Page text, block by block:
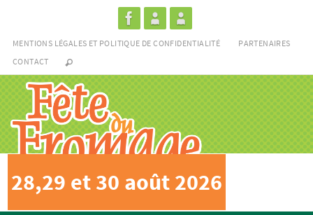
MENTIONS LÉGALES ET POLITIQUE DE CONFIDENTIALITÉ
PARTENAIRES
CONTACT
28,29 et 30 août 2026